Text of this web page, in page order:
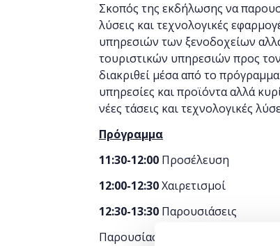
Σκοπός της εκδήλωσης να
λύσεις και τεχνολογικές
υπηρεσιών των ξενοδοχείων
τουριστικών υπηρεσιών προς
διακριθεί μέσα από το
υπηρεσίες και προϊόντα αλλά
νέες τάσεις και τεχνολογικές
Πρόγραμμα
11:30-12:00 Προσέλευση
12:00-12:30Χαιρετισμοί
12:30-13:30 Παρουσιάσεις
Παρουσίαση επιταχυντή